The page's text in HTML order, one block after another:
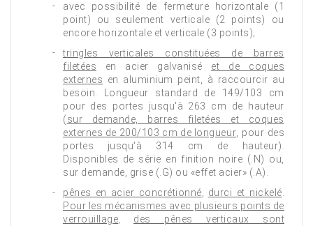
avec possibilité de fermeture horizontale (1
point) ou seulement verticale (2 points) ou
encore horizontale et verticale (3 points);
tringles verticales constituées de barres
filetées en acier galvanisé et de coques
externes en aluminium peint, à raccourcir au
besoin. Longueur standard de 149/103 cm
pour des portes jusqu'à 263 cm de hauteur
(sur demande, barres filetées et coques
externes de 200/103 cm de longueur , pour des
portes jusqu'à 314 cm de hauteur).
Disponibles de série en finition noire (.N) ou,
sur demande, grise (.G) ou «effet acier» (.A).
pênes en acier concrétionné
durci et nickelé
Pour les mécanismes avec plusieurs points de
verrouillage
des pênes verticaux sont